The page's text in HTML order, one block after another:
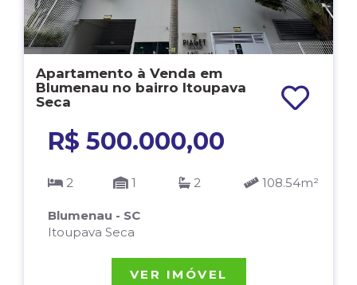
Apartamento à Venda em
Blumenau no bairro Itoupava
Seca
R$ 500.000,00
2 1 2 108.54m²
Blumenau - SC
Itoupava Seca
VER IMÓVEL